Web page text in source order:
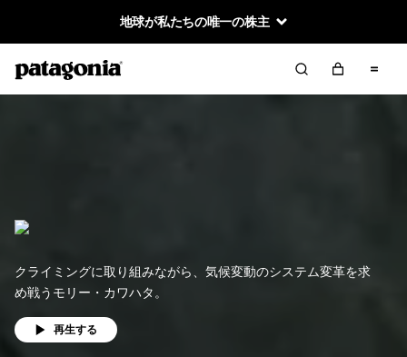
地球が私たちの唯一の株主
クライミングに取り組みながら、気候変動のシステム変革を求
め戦うモリー・カワハタ。
再生する